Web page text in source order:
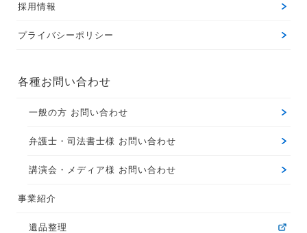
採用情報
プライバシーポリシー
各種お問い合わせ
一般の方 お問い合わせ
弁護士・司法書士様 お問い合わせ
講演会・メディア様 お問い合わせ
事業紹介
遺品整理